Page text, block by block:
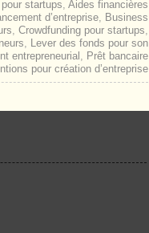
startups Aides financières
d’entreprise, Business
Crowdfunding pour startups
Lever des fonds pour son
entrepreneurial
Prêt bancaire
pour création d’entreprise